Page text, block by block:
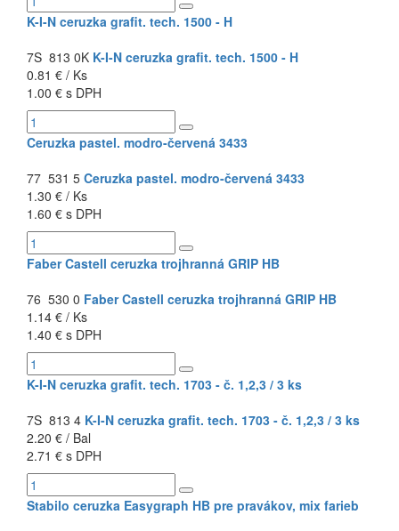
K-I-N ceruzka grafit. tech. 1500 - H
7S 813 0K K-I-N ceruzka grafit. tech. 1500 - H
0.81 € / Ks
1.00 € s DPH
Ceruzka pastel. modro-červená 3433
77 531 5 Ceruzka pastel. modro-červená 3433
1.30 € / Ks
1.60 € s DPH
Faber Castell ceruzka trojhranná GRIP HB
76 530 0 Faber Castell ceruzka trojhranná GRIP HB
1.14 € / Ks
1.40 € s DPH
K-I-N ceruzka grafit. tech. 1703 - č. 1,2,3 / 3 ks
7S 813 4 K-I-N ceruzka grafit. tech. 1703 - č. 1,2,3 / 3 ks
2.20 € / Bal
2.71 € s DPH
Stabilo ceruzka Easygraph HB pre pravákov, mix farieb